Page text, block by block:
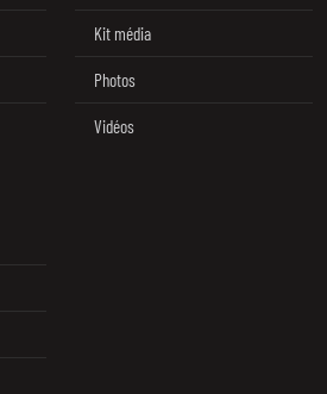
Kit média
Photos
Vidéos